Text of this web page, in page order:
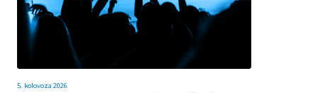
5. kolovoza 2026